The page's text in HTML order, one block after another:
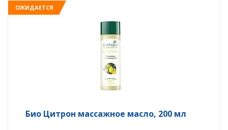
ОЖИДАЕТСЯ
Био Цитрон массажное масло, 200 мл